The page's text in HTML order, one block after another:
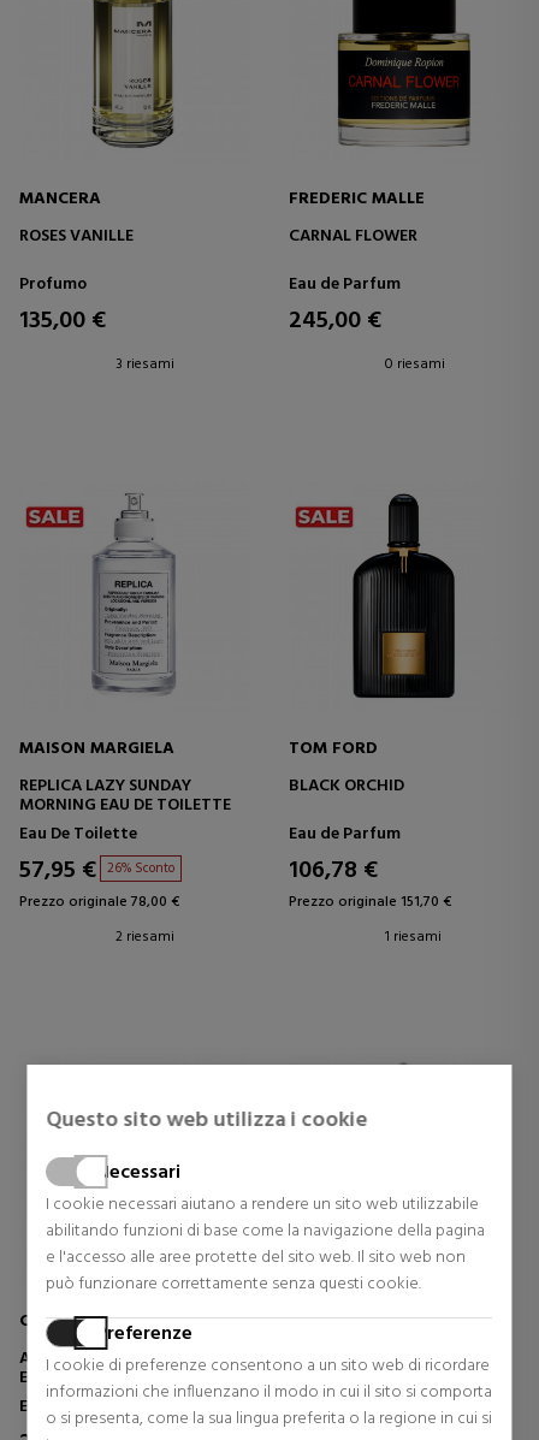
Questo sito web utilizza i cookie
Necessari
I cookie necessari aiutano a rendere un sito web utilizzabile
abilitando funzioni di base come la navigazione della pagina
e l'accesso alle aree protette del sito web. Il sito web non
può funzionare correttamente senza questi cookie.
Preferenze
I cookie di preferenze consentono a un sito web di ricordare
informazioni che influenzano il modo in cui il sito si comporta
o si presenta, come la sua lingua preferita o la regione in cui si
MANCERA
ROSES VANILLE
Profumo
135,00 €
3 riesami
FREDERIC MALLE
CARNAL FLOWER
Eau de Parfum
245,00 €
0 riesami
MAISON MARGIELA
REPLICA LAZY SUNDAY
MORNING EAU DE TOILETTE
Eau De Toilette
57,95 € 26% Sconto
Prezzo originale 78,00 €
2 riesami
TOM FORD
BLACK ORCHID
Eau de Parfum
106,78 €
Prezzo originale 151,70 €
1 riesami
CREED
AVENTUS FOR HER
EAU DE PARFUM
Eau de Parfum
PARFUMS DE MARLY
DELINA LA ROSÉE
Eau de Parfum